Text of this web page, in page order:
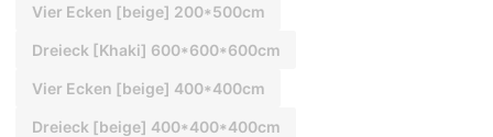
Vier Ecken [beige] 200*500cm
Dreieck [Khaki] 600*600*600cm
Vier Ecken [beige] 400*400cm
Dreieck [beige] 400*400*400cm